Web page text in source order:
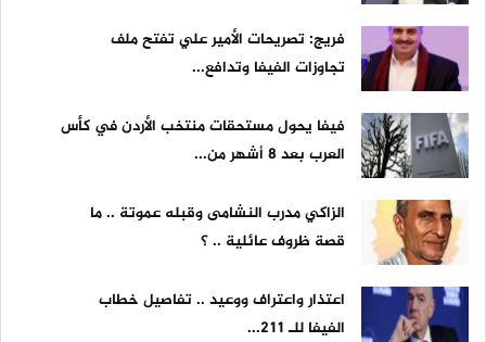
فريج: تصريحات الأمير علي تفتح ملف
تجاوزات الفيفا وتدافع...
فيفا يحول مستحقات منتخب الأردن في كأس
العرب بعد 8 أشهر من...
الزاكي مدرب النشامى وقبله عموتة .. ما
قصة ظروف عائلية .. ؟
اعتذار واعتراف ووعيد .. تفاصيل خطاب
الفيفا للـ 211...